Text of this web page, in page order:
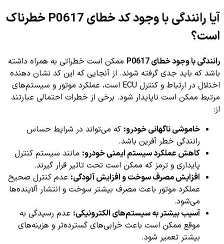
آیا رانندگی با وجود کد خطای P0617 خطرناک
است؟
رانندگی با وجود خطای P0617
ممکن است خطراتی به همراه داشته
باشد که باید جدی گرفته شوند. از آنجایی که این کد نشان دهنده
اختلال در ارتباط و کنترل ECU است، عملکرد موتور و سیستم‌های
مرتبط ممکن است ناپایدار شود. برخی از خطرات احتمالی عبارتند
از:
خاموشی ناگهانی خودرو: که می‌تواند در شرایط حساس
رانندگی خطر آفرین باشد.
کاهش عملکرد سیستم ایمنی خودرو: مانند سیستم کنترل
پایداری و ترمز که ممکن است تحت تاثیر قرار گیرند.
افزایش مصرف سوخت و افزایش آلودگی: عدم کنترل صحیح
عملکرد موتور باعث مصرف بیشتر سوخت و انتشار آلاینده‌ها
می‌شود.
آسیب بیشتر به سیستم‌های الکترونیکی: عدم رسیدگی به
موقع ممکن است باعث خرابی‌های گسترده‌تر و هزینه‌های
بیشتر تعمیر شود.